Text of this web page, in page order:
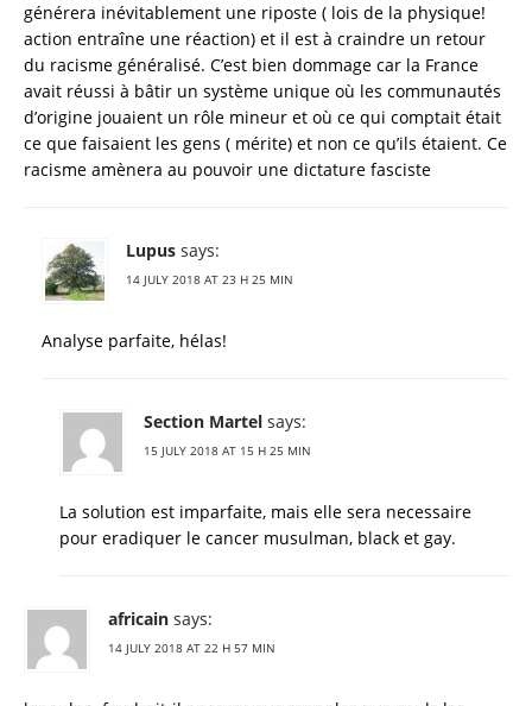
générera inévitablement une riposte ( lois de la physique!
action entraîne une réaction) et il est à craindre un retour
du racisme généralisé. C’est bien dommage car la France
avait réussi à bâtir un système unique où les communautés
d’origine jouaient un rôle mineur et où ce qui comptait était
ce que faisaient les gens ( mérite) et non ce qu’ils étaient. Ce
racisme amènera au pouvoir une dictature fasciste
Lupus says:
14 JULY 2018 AT 23 H 25 MIN
Analyse parfaite, hélas!
Section Martel says:
15 JULY 2018 AT 15 H 25 MIN
La solution est imparfaite, mais elle sera necessaire
pour eradiquer le cancer musulman, black et gay.
africain says:
14 JULY 2018 AT 22 H 57 MIN